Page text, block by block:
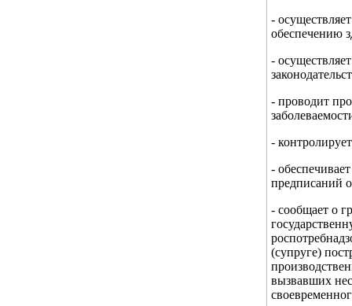
-
обеспечению
-
- проводит
-
-
предписаний
- сообщает о
(супруге)
вызвавших